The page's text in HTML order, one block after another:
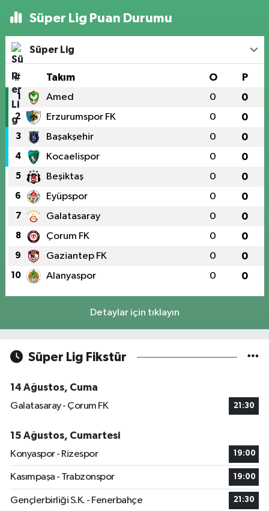
Süper Lig Puan Durumu
Süper Lig
# Takım O P
1 Amed 0 0
2 Erzurumspor FK 0 0
3 Başakşehir 0 0
4 Kocaelispor 0 0
5 Beşiktaş 0 0
6 Eyüpspor 0 0
7 Galatasaray 0 0
8 Çorum FK 0 0
9 Gaziantep FK 0 0
10 Alanyaspor 0 0
Detaylar için tıklayın
Süper Lig Fikstür
14 Ağustos, Cuma
Galatasaray - Çorum FK
21:30
15 Ağustos, Cumartesi
Konyaspor - Rizespor
19:00
Kasımpaşa - Trabzonspor 19:00
Gençlerbirliği S.K. - Fenerbahçe 21:30